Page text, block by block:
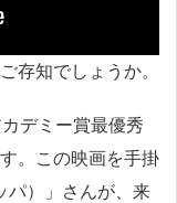
存知でしょうか。
デミー賞最優秀
。この映画を手掛
パ）」さんが、来